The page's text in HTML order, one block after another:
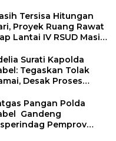
Tersisa Hitungan
Proyek Ruang Rawat
Lantai IV RSUD Masih
Surati Kapolda
Tegaskan Tolak
Desak Proses
Gubernur
Pangan Polda
Gandeng
Pemprov